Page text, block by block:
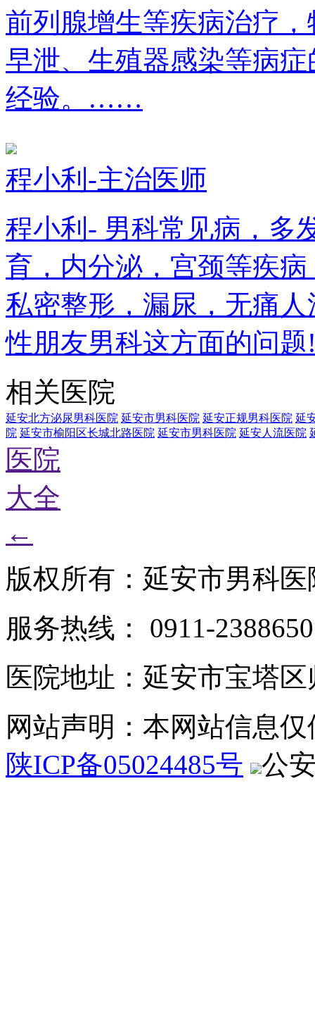
前列腺增生等疾病治疗
早泄、生殖器感染等病
经验。……
程小利-主治医师
程小利- 男科常见病，多
育，内分泌，宫颈等疾
私密整形，漏尿，无痛
性朋友男科这方面的问
相关医院
延安北方泌尿男科医院 延安市男科医院 延安正规男科医院 延
院 延安市榆阳区长城北路医院 延安市男科医院 延安人流医院
医院
大全
←
版权所有：延安市男科医
服务热线： 0911-2388650
医院地址：延安市宝塔
网站声明：本网站信息
陕ICP备05024485号
公